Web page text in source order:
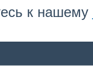
к нашему